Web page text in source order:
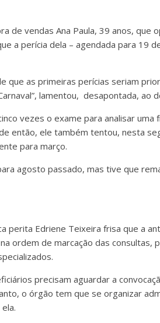
de vendas Ana Paula, 39 anos, que
a perícia dela – agendada para 19
que as primeiras perícias seriam
lamentou, desapontada, ao
vezes o exame para analisar
então, ele também tentou, nesta
para março.
agosto passado, mas tive que
perita Edriene Teixeira frisa que a
ordem de marcação das consultas,
precisam aguardar a
o órgão tem que se organizar